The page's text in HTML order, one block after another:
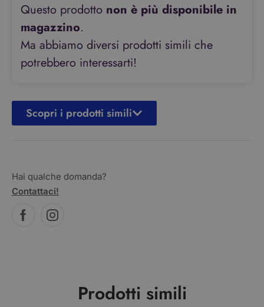
Questo prodotto non è più disponibile in
magazzino.
Ma abbiamo diversi prodotti simili che
potrebbero interessarti!
Scopri i prodotti simili
Hai qualche domanda?
Contattaci!
Prodotti simili